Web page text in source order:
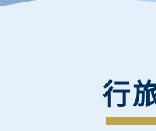
行